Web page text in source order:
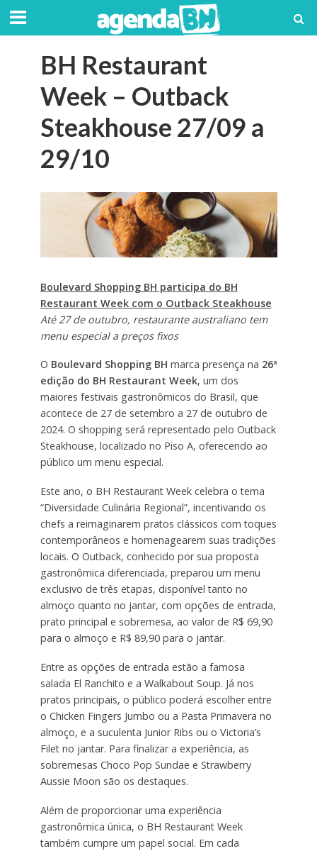
BH Restaurant
Week – Outback
Steakhouse 27/09 a
29/10
Boulevard Shopping BH participa do BH
Restaurant Week com o Outback Steakhouse
Até 27 de outubro, restaurante australiano tem
menu especial a preços fixos
O Boulevard Shopping BH marca presença na 26ª
edição do BH Restaurant Week, um dos
maiores festivais gastronômicos do Brasil, que
acontece de 27 de setembro a 27 de outubro de
2024. O shopping será representado pelo Outback
Steakhouse, localizado no Piso A, oferecendo ao
público um menu especial.
Este ano, o BH Restaurant Week celebra o tema
“Diversidade Culinária Regional”, incentivando os
chefs a reimaginarem pratos clássicos com toques
contemporâneos e homenagearem suas tradições
locais. O Outback, conhecido por sua proposta
gastronômica diferenciada, preparou um menu
exclusivo de três etapas, disponível tanto no
almoço quanto no jantar, com opções de entrada,
prato principal e sobremesa, ao valor de R$ 69,90
para o almoço e R$ 89,90 para o jantar.
Entre as opções de entrada estão a famosa
salada El Ranchito e a Walkabout Soup. Já nos
pratos principais, o público poderá escolher entre
o Chicken Fingers Jumbo ou a Pasta Primavera no
almoço, e a suculenta Junior Ribs ou o Victoria’s
Filet no jantar. Para finalizar a experiência, as
sobremesas Choco Pop Sundae e Strawberry
Aussie Moon são os destaques.
Além de proporcionar uma experiência
gastronômica única, o BH Restaurant Week
também cumpre um papel social. Em cada